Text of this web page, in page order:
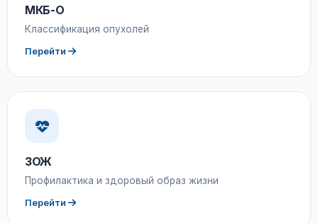
МКБ-О
Классификация опухолей
Перейти
ЗОЖ
Профилактика и здоровый образ жизни
Перейти